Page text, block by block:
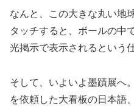
なんと、この大きな丸い地
タッチすると、ボールの中
光掲示で表示されるという
そして、いよいよ墨蹟展へ
を依頼した大看板の日本語